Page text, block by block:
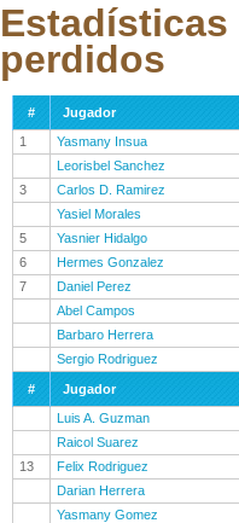
perdidos
#
Jugador
1
Yasmany Insua
Leorisbel Sanchez
3
Carlos D. Ramirez
Yasiel Morales
5
Yasnier Hidalgo
6
Hermes Gonzalez
7
Daniel Perez
Abel Campos
Barbaro Herrera
Sergio Rodriguez
#
Jugador
Luis A. Guzman
Raicol Suarez
13
Felix Rodriguez
Darian Herrera
Yasmany Gomez